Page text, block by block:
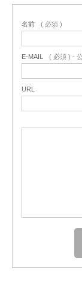
名前 ( 必須 )
E-MAIL ( 必須 ) -
URL